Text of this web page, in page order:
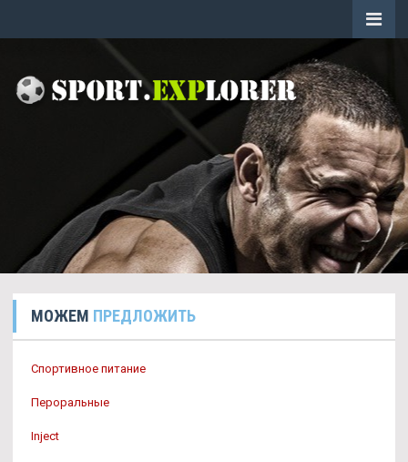
МОЖЕМ ПРЕДЛОЖИТЬ
Спортивное питание
Пероральные
Inject